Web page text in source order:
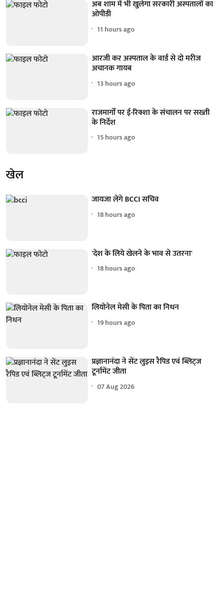
अब शाम में भी खुलेगा सरकारी अस्पतालों का
ओपीडी
11 hours ago
आरजी कर अस्पताल के वार्ड से दो मरीज
अचानक गायब
13 hours ago
राजमार्गों पर ई-रिक्शा के संचालन पर सख्ती
के निर्देश
15 hours ago
खेल
जायजा लेंगे BCCI सचिव
18 hours ago
'देश के लिये खेलने के भाव से उतरना'
18 hours ago
लियोनेल मेसी के पिता का निधन
19 hours ago
प्रज्ञानानंदा ने सेंट लुइस रैपिड एवं ब्लिट्ज
टूर्नामेंट जीता
07 Aug 2026